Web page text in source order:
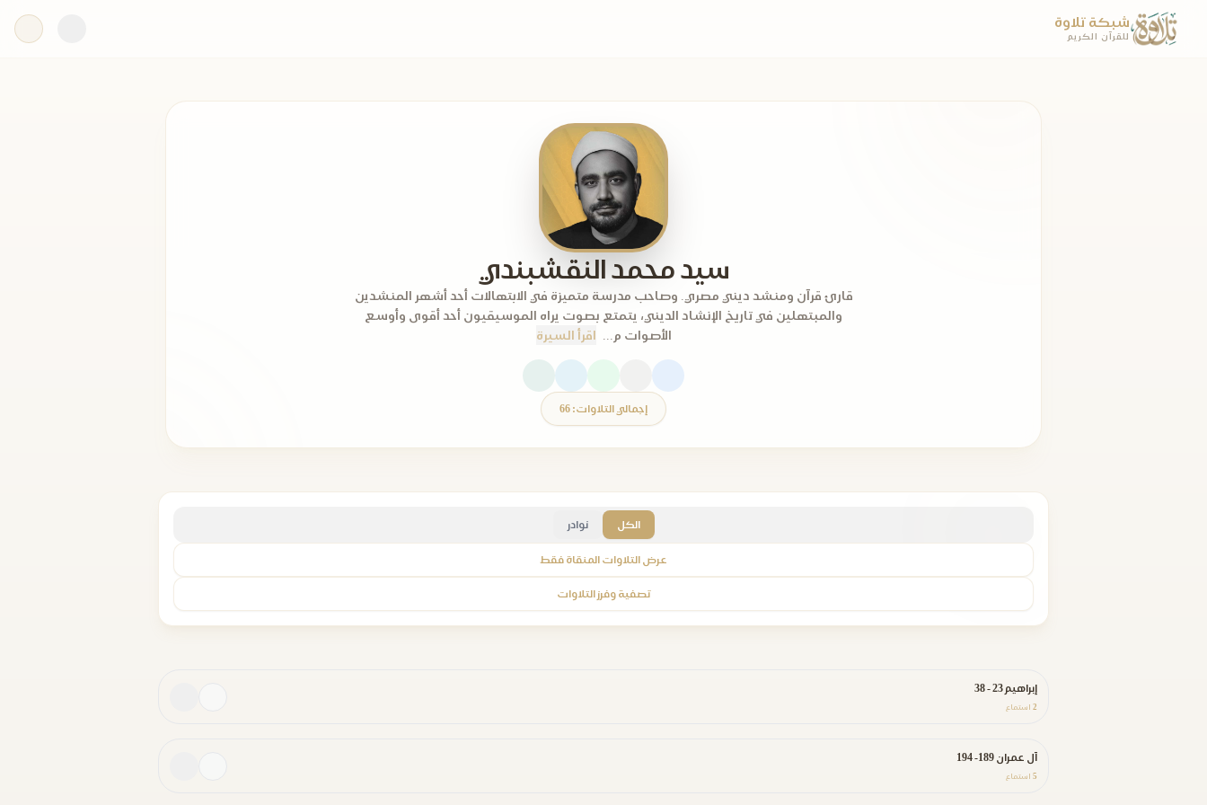
شبكة تلاوة
للقرآن الكريم
سيد محمد النقشبندي
قارئ قرآن ومنشد ديني مصري. وصاحب مدرسة متميزة في الابتهالات أحد أشهر المنشدين
والمبتهلين في تاريخ الإنشاد الديني، يتمتع بصوت يراه الموسيقيون أحد أقوى وأوسع
الأصوات م...
اقرأ السيرة
إجمالي التلاوات: 66
الكل نوادر
عرض التلاوات المنقاة فقط
تصفية وفرز التلاوات
إبراهيم 23 - 38
2 استماع
آل عمران 189- 194
5 استماع